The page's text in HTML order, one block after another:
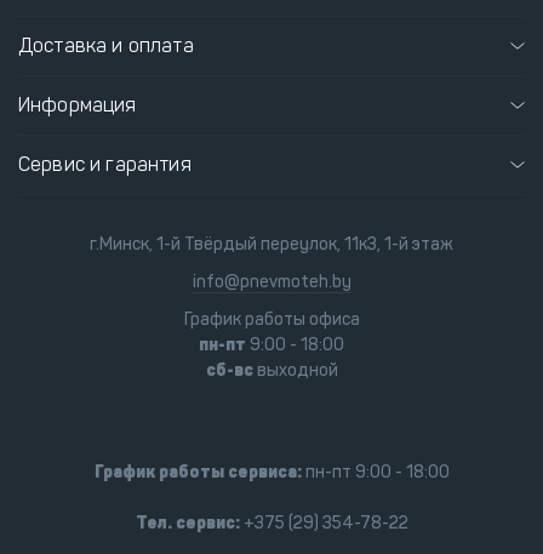
Доставка и оплата
Информация
Сервис и гарантия
г.Минск, 1-й Твёрдый переулок, 11к3, 1-й этаж
info@pnevmoteh.by
График работы офиса
пн-пт 9:00 - 18:00
сб-всвыходной
График работы сервиса:пн-пт 9:00 - 18:00
Тел. сервис:+375 (29) 354-78-22